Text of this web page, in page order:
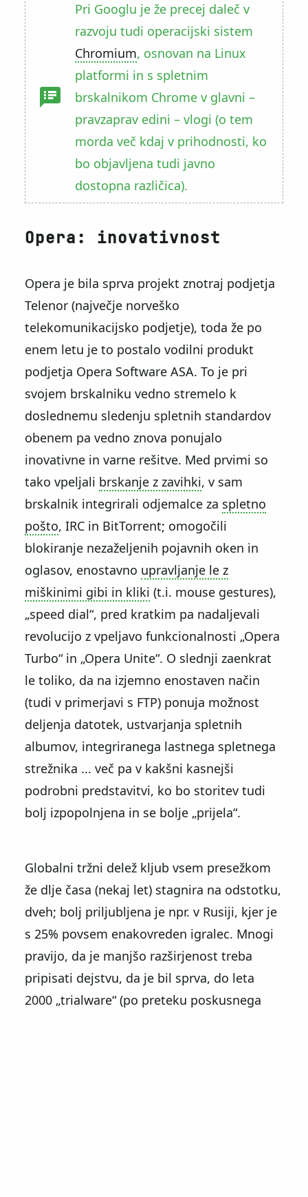
Pri Googlu je že precej daleč v
razvoju tudi operacijski sistem
Chromium, osnovan na Linux
platformi in s spletnim
brskalnikom Chrome v glavni –
pravzaprav edini – vlogi (o tem
morda več kdaj v prihodnosti, ko
bo objavljena tudi javno
dostopna različica).
Opera: inovativnost
Opera je bila sprva projekt znotraj podjetja
Telenor (največje norveško
telekomunikacijsko podjetje), toda že po
enem letu je to postalo vodilni produkt
podjetja Opera Software ASA. To je pri
svojem brskalniku vedno stremelo k
doslednemu sledenju spletnih standardov
obenem pa vedno znova ponujalo
inovativne in varne rešitve. Med prvimi so
tako vpeljali brskanje z zavihki, v sam
brskalnik integrirali odjemalce za spletno
pošto, IRC in BitTorrent; omogočili
blokiranje nezaželjenih pojavnih oken in
oglasov, enostavno upravljanje le z
miškinimi gibi in kliki (t.i. mouse gestures),
speed dial , pred kratkim pa nadaljevali
revolucijo z vpeljavo funkcionalnosti Opera
Turbo in Opera Unite . O slednji zaenkrat
le toliko, da na izjemno enostaven način
(tudi v primerjavi s FTP) ponuja možnost
deljenja datotek, ustvarjanja spletnih
albumov, integriranega lastnega spletnega
strežnika ... več pa v kakšni kasnejši
podrobni predstavitvi, ko bo storitev tudi
bolj izpopolnjena in se bolje prijela .
Globalni tržni delež kljub vsem presežkom
že dlje časa (nekaj let) stagnira na odstotku,
dveh; bolj priljubljena je npr. v Rusiji, kjer je
s 25% povsem enakovreden igralec. Mnogi
pravijo, da je manjšo razširjenost treba
pripisati dejstvu, da je bil sprva, do leta
2000 trialware (po preteku poskusnega